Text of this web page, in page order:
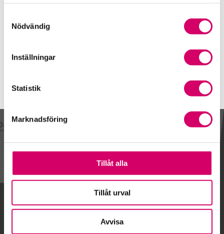
Nödvändig
Inställningar
Statistik
Marknadsföring
Tillåt alla
Tillåt urval
Avvisa
Skicka e-post
Lägg till i kalender